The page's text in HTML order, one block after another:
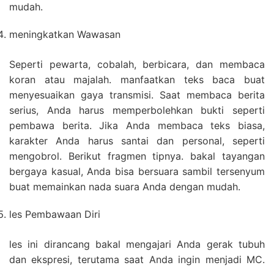
mudah.
meningkatkan Wawasan
Seperti pewarta, cobalah, berbicara, dan membaca
koran atau majalah. manfaatkan teks baca buat
menyesuaikan gaya transmisi. Saat membaca berita
serius, Anda harus memperbolehkan bukti seperti
pembawa berita. Jika Anda membaca teks biasa,
karakter Anda harus santai dan personal, seperti
mengobrol. Berikut fragmen tipnya. bakal tayangan
bergaya kasual, Anda bisa bersuara sambil tersenyum
buat memainkan nada suara Anda dengan mudah.
les Pembawaan Diri
les ini dirancang bakal mengajari Anda gerak tubuh
dan ekspresi, terutama saat Anda ingin menjadi MC.